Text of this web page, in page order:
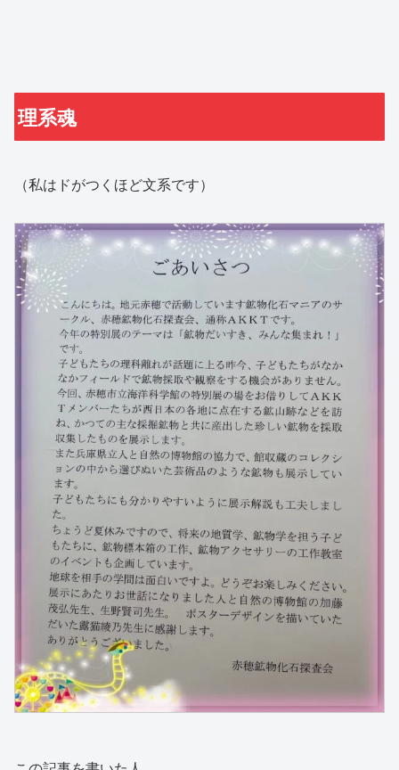
理系魂
（私はドがつくほど文系です）